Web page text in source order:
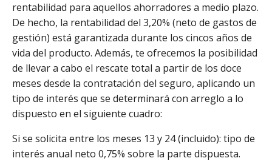
rentabilidad para aquellos ahorradores a medio plazo.
De hecho, la rentabilidad del 3,20% (neto de gastos de
gestión) está garantizada durante los cincos años de
vida del producto. Además, te ofrecemos la posibilidad
de llevar a cabo el rescate total a partir de los doce
meses desde la contratación del seguro, aplicando un
tipo de interés que se determinará con arreglo a lo
dispuesto en el siguiente cuadro:
Si se solicita entre los meses 13 y 24 (incluido): tipo de
interés anual neto 0,75% sobre la parte dispuesta.